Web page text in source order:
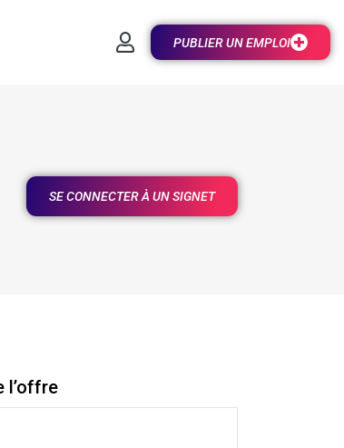
PUBLIER UN EMPLOI
SE CONNECTER À UN SIGNET
l’offre